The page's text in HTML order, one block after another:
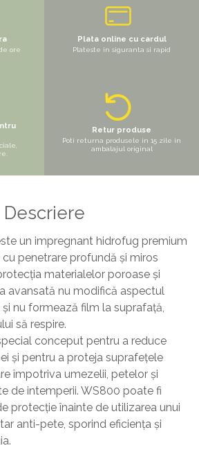
ore
Plata online cu cardul
Plateste in siguranta si rapid
Retur produse
Poti returna produsele in 15 zile in
ambalajul original
Descriere
un impregnant hidrofug premium
penetrare profundă și miros
materialelor poroase și
avansată nu modifică aspectul
nu formează film la suprafață,
să respire.
conceput pentru a reduce
și pentru a proteja suprafețele
împotriva umezelii, petelor și
de intemperii. WS800 poate fi
protecție înainte de utilizarea unui
anti-pete, sporind eficiența și